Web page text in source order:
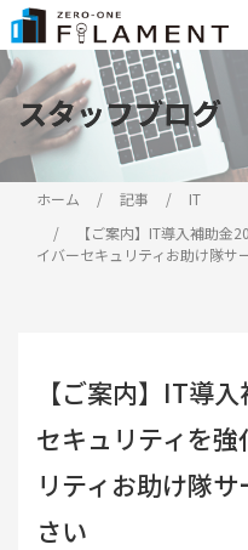
スタッフブログ
スタッフブログ
ホーム 記事
IT
【ご案内】IT導入補助金
イバーセキュリティお助け隊サ
【ご案内】IT導
セキュリティを
リティお助け隊
さい